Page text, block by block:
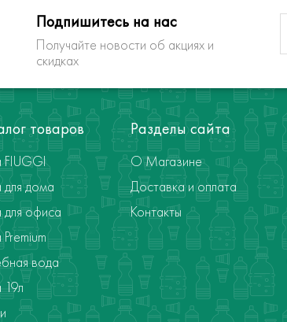
Подпишитесь на нас
Получайте новости об акциях и
скидках
товаров
FIUGGI
дома
для офиса
вода
19л
Разделы сайта
О Магазине
Доставка и оплата
Контакты